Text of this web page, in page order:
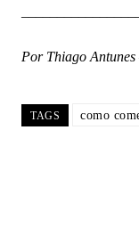
Por Thiago
TAGS como